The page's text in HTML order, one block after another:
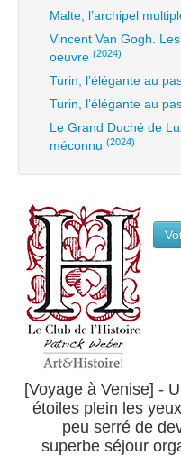
Malte, l’archipel
Vincent Van Gogh.
oeuvre (2024)
Turin, l’élégante au
Turin, l’élégante au
Le Grand Duché de
méconnu (2024)
[Voyage à Venise] -
étoiles plein les
peu serré de
superbe séjour